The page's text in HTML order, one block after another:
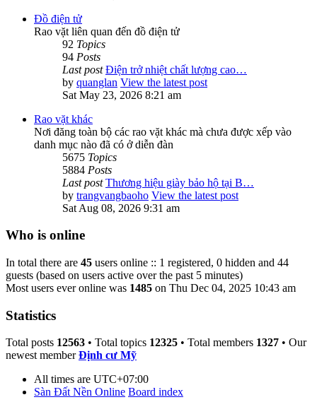
Đồ điện tử
Rao vặt liên quan đến đồ điện tử
92 Topics
94 Posts
Last post Điện trở nhiệt chất lượng cao…
by quanglan View the latest post
Sat May 23, 2026 8:21 am
Rao vặt khác
Nơi đăng toàn bộ các rao vặt khác mà chưa được xếp vào
danh mục nào đã có ở diễn đàn
5675 Topics
5884 Posts
Last post Thương hiệu giày bảo hộ tại B…
by trangvangbaoho View the latest post
Sat Aug 08, 2026 9:31 am
Who is online
In total there are 45 users online :: 1 registered, 0 hidden and 44
guests (based on users active over the past 5 minutes)
Most users ever online was 1485 on Thu Dec 04, 2025 10:43 am
Statistics
Total posts 12563 • Total topics 12325 • Total members 1327 • Our
newest memberĐịnh cư Mỹ
All times are UTC+07:00
Sàn Đất Nền Online Board index